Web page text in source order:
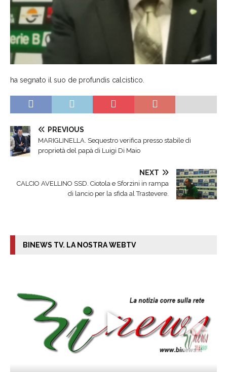
ha segnato il suo de profundis calcistico.
PREVIOUS
MARIGLINELLA. Sequestro verifica presso stabile di
proprietà del papà di Luigi Di Maio
NEXT
CALCIO AVELLINO SSD. Ciotola e Sforzini in rampa
di lancio per la sfida al Trastevere.
BINEWS TV. LA NOSTRA WEBTV